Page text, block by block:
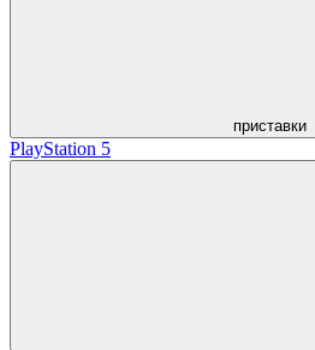
приставки
PlayStation 5